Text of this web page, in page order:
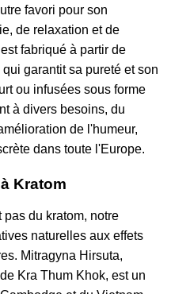
favori pour son
de relaxation et de
fabriqué à partir de
garantit sa pureté et son
ou infusées sous forme
à divers besoins, du
de l'humeur,
dans toute l'Europe.
Kratom
du kratom, notre
naturelles aux effets
Mitragyna Hirsuta,
Kra Thum Khok, est un